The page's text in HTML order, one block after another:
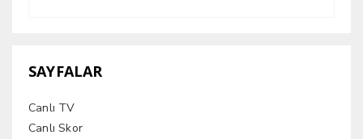
SAYFALAR
Canlı TV
Canlı Skor